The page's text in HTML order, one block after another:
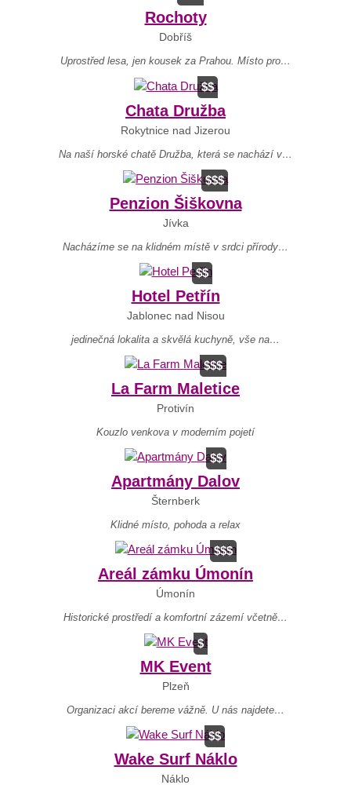
Rochoty
Dobříš
Uprostřed lesa, jen kousek za Prahou. Místo pro…
$$
Chata Družba
Rokytnice nad Jizerou
Na naší horské chatě Družba, která se nachází v…
$$$
Penzion Šiškovna
Jívka
Nacházíme se na klidném místě v srdci přírody…
$$
Hotel Petřín
Jablonec nad Nisou
jedinečná lokalita a skvělá kuchyně, vše na…
$$$
La Farm Maletice
Protivín
Kouzlo venkova v moderním pojetí
$$
Apartmány Dalov
Šternberk
Klidné místo, pohoda a relax
$$$
Areál zámku Úmonín
Úmonín
Historické prostředí a komfortní zázemí včetně…
$
MK Event
Plzeň
Organizaci akcí bereme vážně. U nás najdete…
$$
Wake Surf Náklo
Náklo